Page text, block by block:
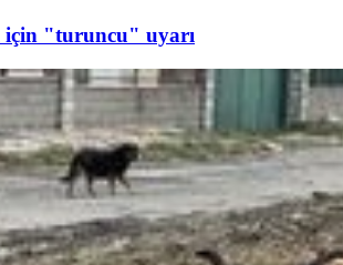
"turuncu" uyarı